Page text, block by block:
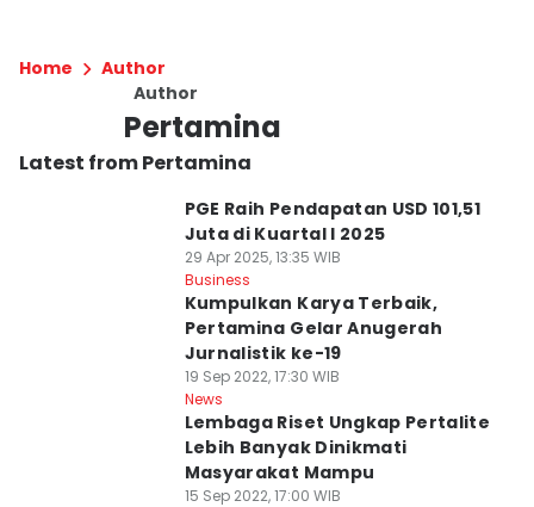
Home
Author
Author
Pertamina
Latest from Pertamina
PGE Raih Pendapatan USD 101,51
Juta di Kuartal I 2025
29 Apr 2025, 13:35 WIB
Business
Kumpulkan Karya Terbaik,
Pertamina Gelar Anugerah
Jurnalistik ke-19
19 Sep 2022, 17:30 WIB
News
Lembaga Riset Ungkap Pertalite
Lebih Banyak Dinikmati
Masyarakat Mampu
15 Sep 2022, 17:00 WIB